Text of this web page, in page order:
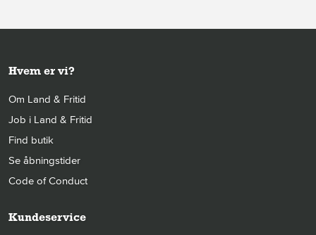
Hvem er vi?
Om Land & Fritid
Job i Land & Fritid
Find butik
Se åbningstider
Code of Conduct
Kundeservice